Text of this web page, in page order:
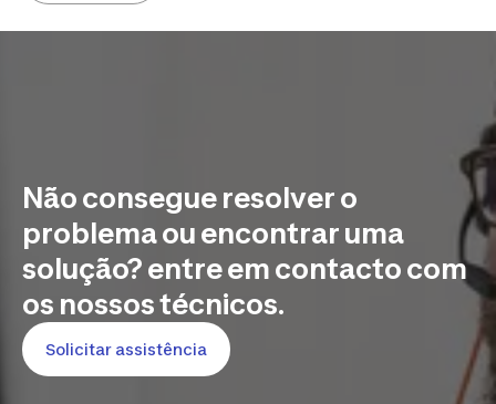
Não consegue resolver o
problema ou encontrar uma
solução? entre em contacto com
os nossos técnicos.
Solicitar assistência